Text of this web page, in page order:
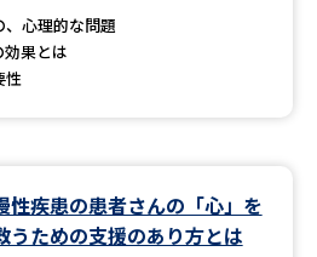
心理的な問題
効果とは
性
性疾患の患者さんの「心」を
うための支援のあり方とは